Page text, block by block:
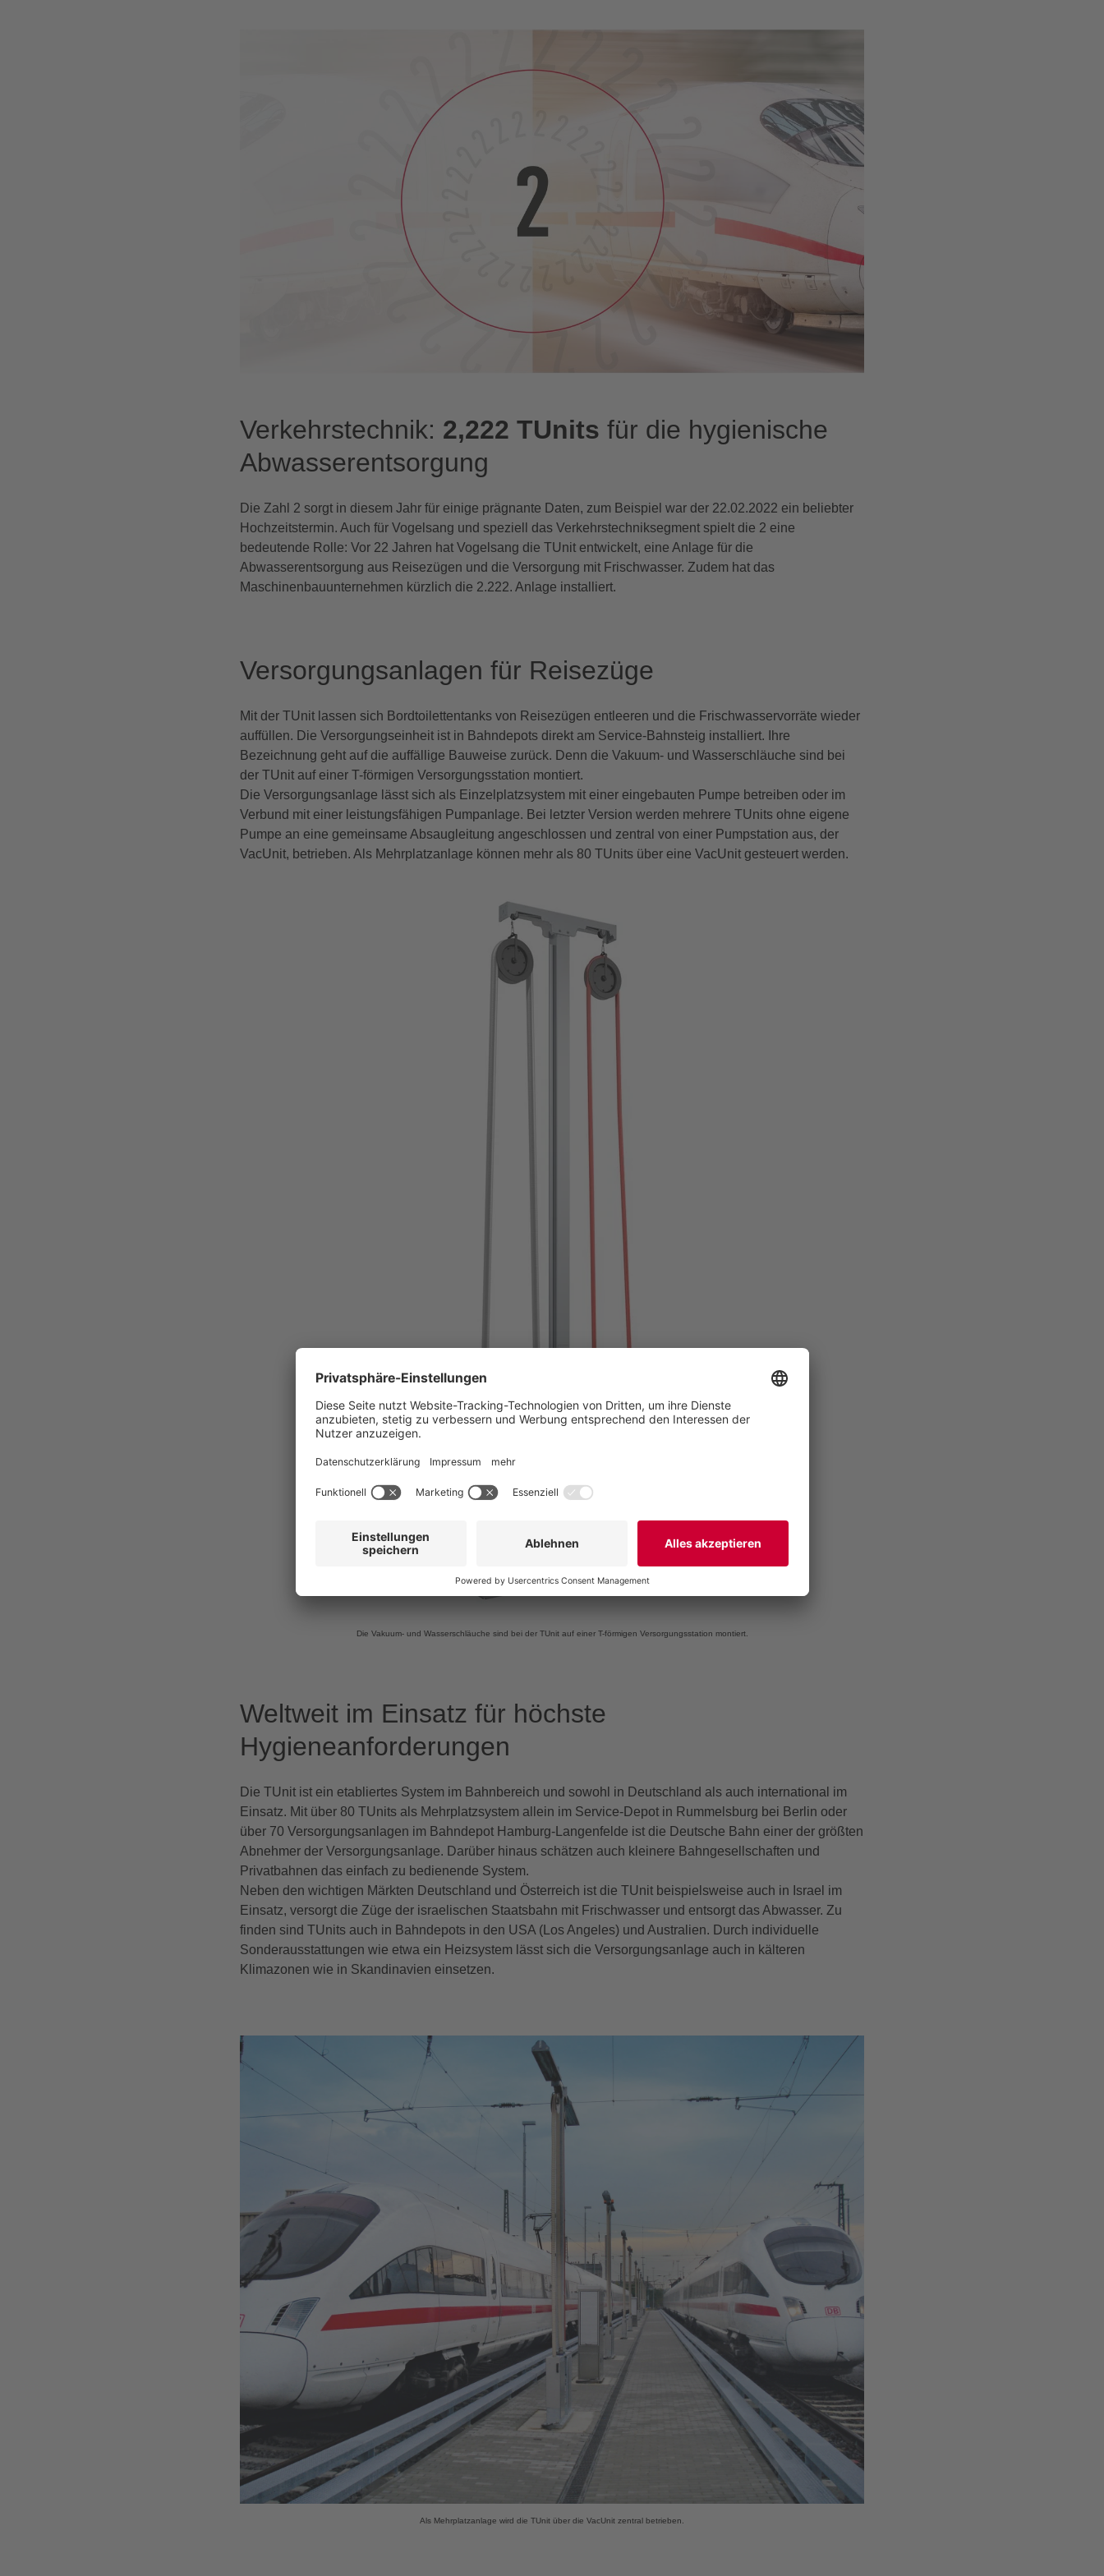
Verkehrstechnik: 2,222 TUnits für die hygienische
Abwasserentsorgung
Die Zahl 2 sorgt in diesem Jahr für einige prägnante Daten, zum Beispiel war der 22.02.2022 ein beliebter
Hochzeitstermin. Auch für Vogelsang und speziell das Verkehrstechniksegment spielt die 2 eine
bedeutende Rolle: Vor 22 Jahren hat Vogelsang die TUnit entwickelt, eine Anlage für die
Abwasserentsorgung aus Reisezügen und die Versorgung mit Frischwasser. Zudem hat das
Maschinenbauunternehmen kürzlich die 2.222. Anlage installiert.
Versorgungsanlagen für Reisezüge
Mit der TUnit lassen sich Bordtoilettentanks von Reisezügen entleeren und die Frischwasservorräte wieder
auffüllen. Die Versorgungseinheit ist in Bahndepots direkt am Service-Bahnsteig installiert. Ihre
Bezeichnung geht auf die auffällige Bauweise zurück. Denn die Vakuum- und Wasserschläuche sind bei
der TUnit auf einer T-förmigen Versorgungsstation montiert.
Die Versorgungsanlage lässt sich als Einzelplatzsystem mit einer eingebauten Pumpe betreiben oder im
Verbund mit einer leistungsfähigen Pumpanlage. Bei letzter Version werden mehrere TUnits ohne eigene
Pumpe an eine gemeinsame Absaugleitung angeschlossen und zentral von einer Pumpstation aus, der
VacUnit, betrieben. Als Mehrplatzanlage können mehr als 80 TUnits über eine VacUnit gesteuert werden.
Die Vakuum- und Wasserschläuche sind bei derTUnit auf einer T-förmigen Versorgungsstation montiert.
Weltweit im Einsatz für höchste
Hygieneanforderungen
Die TUnit ist ein etabliertes System im Bahnbereich und sowohl in Deutschland als auch international im
Einsatz. Mit über 80 TUnits als Mehrplatzsystem allein im Service-Depot in Rummelsburg bei Berlin oder
über 70 Versorgungsanlagen im Bahndepot Hamburg-Langenfelde ist die Deutsche Bahn einer der größten
Abnehmer der Versorgungsanlage. Darüber hinaus schätzen auch kleinere Bahngesellschaften und
Privatbahnen das einfach zu bedienende System.
Neben den wichtigen Märkten Deutschland und Österreich ist die TUnit beispielsweise auch in Israel im
Einsatz, versorgt die Züge der israelischen Staatsbahn mit Frischwasser und entsorgt das Abwasser. Zu
finden sind TUnits auch in Bahndepots in den USA (Los Angeles) und Australien. Durch individuelle
Sonderausstattungen wie etwa ein Heizsystem lässt sich die Versorgungsanlage auch in kälteren
Klimazonen wie in Skandinavien einsetzen.
Als Mehrplatzanlage wird die TUnit über die VacUnit zentral betrieben.